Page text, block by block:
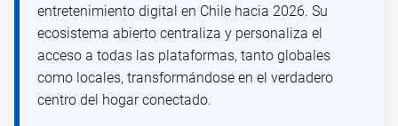
entretenimiento digital en Chile hacia 2026. Su
ecosistema abierto centraliza y personaliza el
acceso a todas las plataformas, tanto globales
como locales, transformándose en el verdadero
centro del hogar conectado.